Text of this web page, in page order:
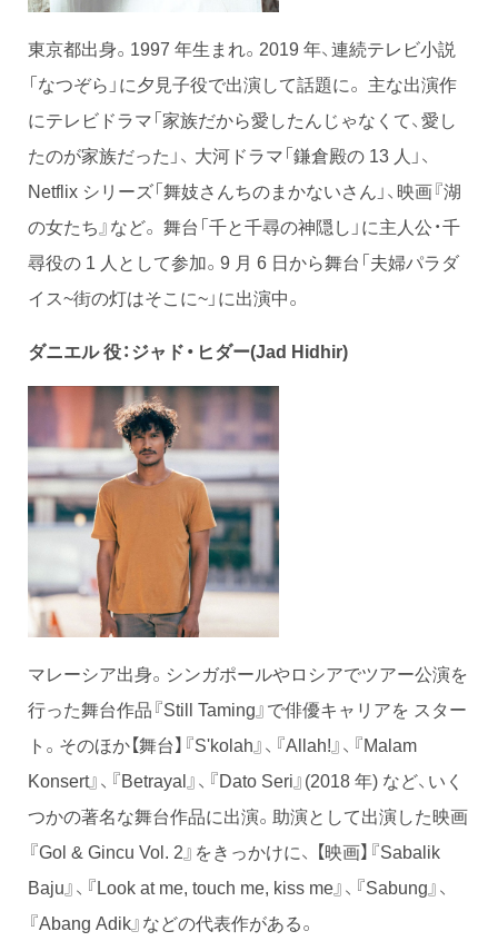
東京都出身。1997 年生まれ。2019 年、連続テレビ小説
「なつぞら」に夕見子役で出演して話題に。 主な出演作
にテレビドラマ「家族だから愛したんじゃなくて、愛し
たのが家族だった」、 大河ドラマ「鎌倉殿の 13 人」、
Netflix シリーズ「舞妓さんちのまかないさん」、映画『湖
の女たち』など。 舞台「千と千尋の神隠し」に主人公・千
尋役の 1 人として参加。9 月 6 日から舞台「夫婦パラダ
イス~街の灯はそこに~」に出演中。
ダニエル 役：ジャド・ヒダー(Jad Hidhir)
マレーシア出身。シンガポールやロシアでツアー公演を
行った舞台作品『Still Taming』で俳優キャリアを スター
ト。そのほか【舞台】『S'kolah』、『Allah!』、『Malam
Konsert』、『Betrayal』、『Dato Seri』(2018 年) など、いく
つかの著名な舞台作品に出演。助演として出演した映画
『Gol & Gincu Vol. 2』をきっかけに、 【映画】『Sabalik
Baju』、『Look at me, touch me, kiss me』、『Sabung』、
『Abang Adik』などの代表作がある。